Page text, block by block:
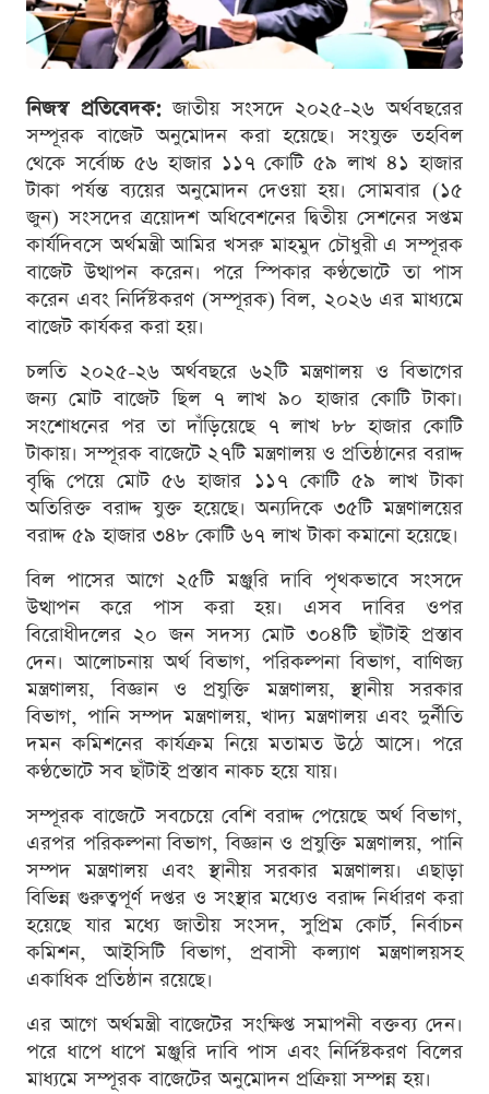
নিজস্ব প্রতিবেদক:জাতীয় সংসদে ২০২৫-২৬ অর্থবছরের
সম্পূরক বাজেট অনুমোদন করা হয়েছে। সংযুক্ত তহবিল
থেকে সর্বোচ্চ ৫৬ হাজার ১১৭ কোটি ৫৯ লাখ ৪১ হাজার
টাকা পর্যন্ত ব্যয়ের অনুমোদন দেওয়া হয়। সোমবার (১৫
জুন) সংসদের ত্রয়োদশ অধিবেশনের দ্বিতীয় সেশনের সপ্তম
কার্যদিবসে অর্থমন্ত্রী আমির খসরু মাহমুদ চৌধুরী এ সম্পূরক
বাজেট উত্থাপন করেন। পরে স্পিকার কণ্ঠভোটে তা পাস
করেন এবং নির্দিষ্টকরণ (সম্পূরক) বিল, ২০২৬ এর মাধ্যমে
বাজেট কার্যকর করা হয়।
চলতি ২০২৫-২৬ অর্থবছরে ৬২টি মন্ত্রণালয় ও বিভাগের
জন্য মোট বাজেট ছিল ৭ লাখ ৯০ হাজার কোটি টাকা।
সংশোধনের পর তা দাঁড়িয়েছে ৭ লাখ ৮৮ হাজার কোটি
টাকায়। সম্পূরক বাজেটে ২৭টি মন্ত্রণালয় ও প্রতিষ্ঠানের বরাদ্দ
বৃদ্ধি পেয়ে মোট ৫৬ হাজার ১১৭ কোটি ৫৯ লাখ টাকা
অতিরিক্ত বরাদ্দ যুক্ত হয়েছে। অন্যদিকে ৩৫টি মন্ত্রণালয়ের
বরাদ্দ ৫৯ হাজার ৩৪৮ কোটি ৬৭ লাখ টাকা কমানো হয়েছে।
বিল পাসের আগে ২৫টি মঞ্জুরি দাবি পৃথকভাবে সংসদে
উত্থাপন করে পাস করা হয়। এসব দাবির ওপর
বিরোধীদলের ২০ জন সদস্য মোট ৩০৪টি ছাঁটাই প্রস্তাব
দেন। আলোচনায় অর্থ বিভাগ, পরিকল্পনা বিভাগ, বাণিজ্য
মন্ত্রণালয়, বিজ্ঞান ও প্রযুক্তি মন্ত্রণালয়, স্থানীয় সরকার
বিভাগ, পানি সম্পদ মন্ত্রণালয়, খাদ্য মন্ত্রণালয় এবং দুর্নীতি
দমন কমিশনের কার্যক্রম নিয়ে মতামত উঠে আসে। পরে
কণ্ঠভোটে সব ছাঁটাই প্রস্তাব নাকচ হয়ে যায়।
সম্পূরক বাজেটে সবচেয়ে বেশি বরাদ্দ পেয়েছে অর্থ বিভাগ,
এরপর পরিকল্পনা বিভাগ, বিজ্ঞান ও প্রযুক্তি মন্ত্রণালয়, পানি
সম্পদ মন্ত্রণালয় এবং স্থানীয় সরকার মন্ত্রণালয়। এছাড়া
বিভিন্ন গুরুত্বপূর্ণ দপ্তর ও সংস্থার মধ্যেও বরাদ্দ নির্ধারণ করা
হয়েছে যার মধ্যে জাতীয় সংসদ, সুপ্রিম কোর্ট, নির্বাচন
কমিশন, আইসিটি বিভাগ, প্রবাসী কল্যাণ মন্ত্রণালয়সহ
একাধিক প্রতিষ্ঠান রয়েছে।
এর আগে অর্থমন্ত্রী বাজেটের সংক্ষিপ্ত সমাপনী বক্তব্য দেন।
পরে ধাপে ধাপে মঞ্জুরি দাবি পাস এবং নির্দিষ্টকরণ বিলের
মাধ্যমে সম্পূরক বাজেটের অনুমোদন প্রক্রিয়া সম্পন্ন হয়।